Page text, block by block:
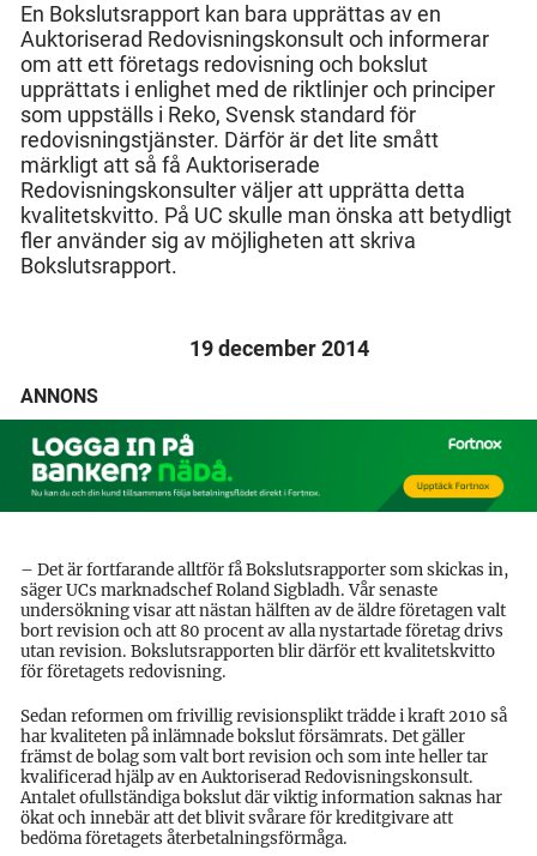
En Bokslutsrapport kan bara upprättas av en
Auktoriserad Redovisningskonsult och informerar
om att ett företags redovisning och bokslut
upprättats i enlighet med de riktlinjer och principer
som uppställs i Reko, Svensk standard för
redovisningstjänster. Därför är det lite smått
märkligt att så få Auktoriserade
Redovisningskonsulter väljer att upprätta detta
kvalitetskvitto. På UC skulle man önska att betydligt
fler använder sig av möjligheten att skriva
Bokslutsrapport.
19 december 2014
ANNONS
– Det är fortfarande alltför få Bokslutsrapporter som skickas in,
säger UCs marknadschef Roland Sigbladh. Vår senaste
undersökning visar att nästan hälften av de äldre företagen valt
bort revision och att 80 procent av alla nystartade företag drivs
utan revision. Bokslutsrapporten blir därför ett kvalitetskvitto
för företagets redovisning.
Sedan reformen om frivillig revisionsplikt trädde i kraft 2010 så
har kvaliteten på inlämnade bokslut försämrats. Det gäller
främst de bolag som valt bort revision och som inte heller tar
kvalificerad hjälp av en Auktoriserad Redovisningskonsult.
Antalet ofullständiga bokslut där viktig information saknas har
ökat och innebär att det blivit svårare för kreditgivare att
bedöma företagets återbetalningsförmåga.